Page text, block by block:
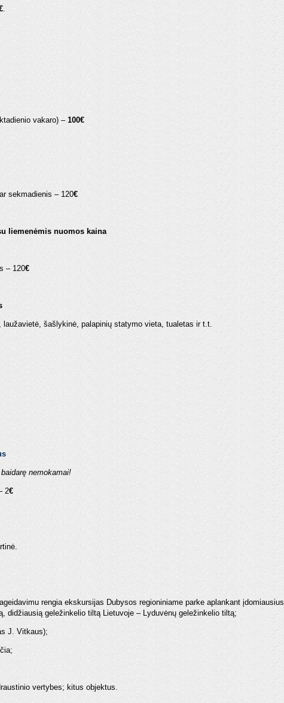
.
vakaro) –100€
sekmadienis – 120€
liemenėmis nuomos kaina
– 120€
laužavietė, šašlykinė, palapinių statymo vieta, tualetas ir t.t.
nemokamai!
2€
rengia ekskursijas Dubysos regioniniame parke aplankant įdomiausius
didžiausią geležinkelio tiltą Lietuvoje – Lyduvėnų geležinkelio tiltą;
J. Vitkaus);
vertybes; kitus objektus.